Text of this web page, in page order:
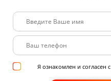
Я ознакомлен и согласен с